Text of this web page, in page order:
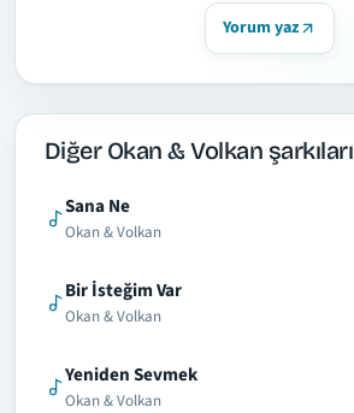
Yorum yaz
Diğer Okan & Volkan şarkıları
Sana Ne
Okan & Volkan
Bir İsteğim Var
Okan & Volkan
Yeniden Sevmek
Okan & Volkan